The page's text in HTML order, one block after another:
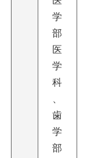
学
部
医
学
科
歯
学
部